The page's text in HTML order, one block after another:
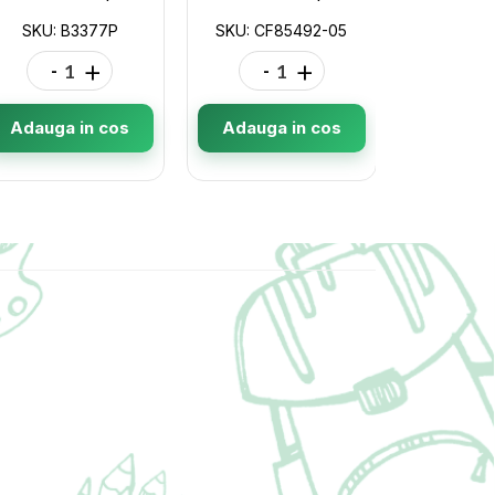
SKU: B3377P
- +
Adauga in cos
SKU: CF85492-05
- +
Adauga in cos